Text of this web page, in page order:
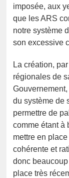
imposée, aux
que les ARS
notre système
son excessive
La création,
régionales de
du système de
permettre de
comme étant à
mettre en
cohérente et
donc
place très